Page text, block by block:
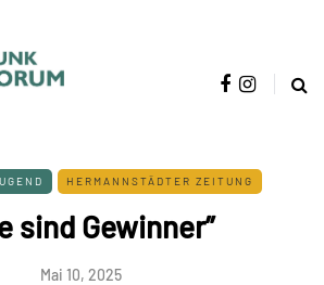
HERMANNSTÄDTER ZEITUNG
sind Gewinner”
Mai 10, 2025